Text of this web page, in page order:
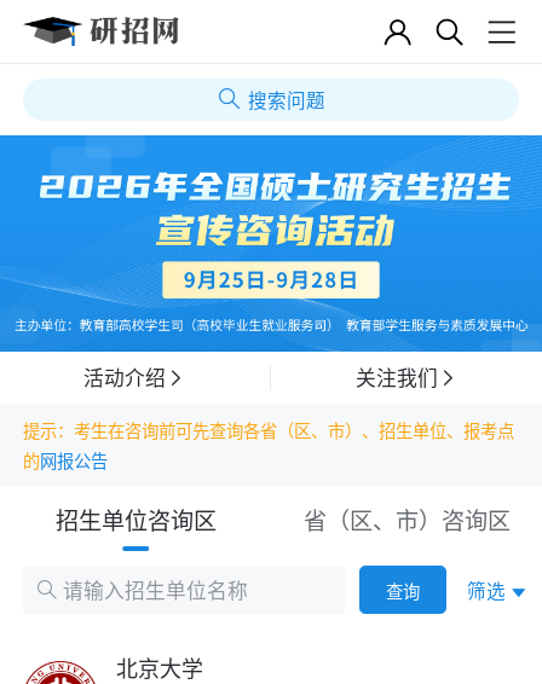
搜索问题
活动介绍 关注我们
提示：考生在咨询前可先查询各省（区、市）、招生单位、报考点
的网报公告
招生单位咨询区 省（区、市）咨询区
查询 筛选
北京大学